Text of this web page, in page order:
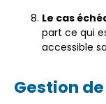
Le cas
part ce qui
accessible
Gestion